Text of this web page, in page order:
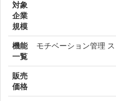
対象
企業
規模
機能
一覧
モチベーション管理
販売
価格